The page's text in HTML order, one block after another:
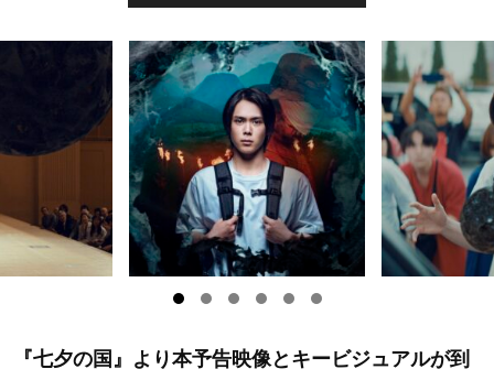
『七夕の国』より本予告映像とキービジュアルが到